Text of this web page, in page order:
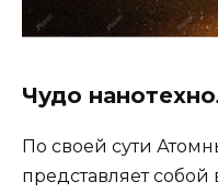
Чудо
По своей сути
представляет